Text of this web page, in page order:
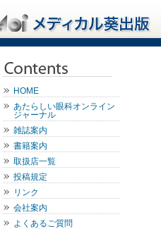
HOME
あたらしい眼科オンライン
ジャーナル
雑誌案内
書籍案内
取扱店一覧
投稿規定
リンク
会社案内
よくあるご質問